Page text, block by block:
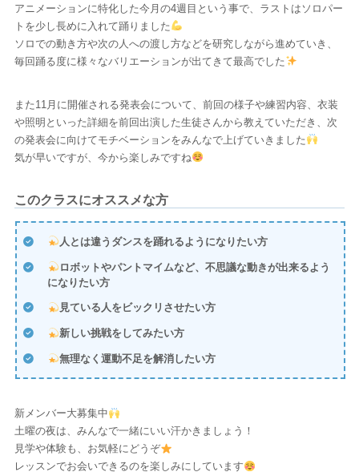
アニメーションに特化した今月の4週目という事で、ラストはソロパー
トを少し長めに入れて踊りました
ソロでの動き方や次の人への渡し方などを研究しながら進めていき、
毎回踊る度に様々なバリエーションが出てきて最高でした
また11月に開催される発表会について、前回の様子や練習内容、衣装
や照明といった詳細を前回出演した生徒さんから教えていただき、次
の発表会に向けてモチベーションをみんなで上げていきました
気が早いですが、今から楽しみですね
このクラスにオススメな方
人とは違うダンスを踊れるようになりたい方
ロボットやパントマイムなど、不思議な動きが出来るよう
になりたい方
見ている人をビックリさせたい方
新しい挑戦をしてみたい方
無理なく運動不足を解消したい方
新メンバー大募集中
土曜の夜は、みんなで一緒にいい汗かきましょう！
見学や体験も、お気軽にどうぞ
レッスンでお会いできるのを楽しみにしています